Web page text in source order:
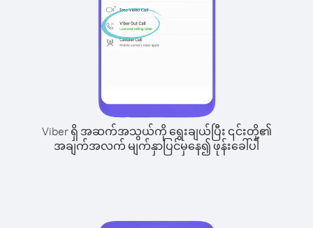
Viber ရှိ အဆက်အသွယ်ကို ရွေးချယ်ပြီး ၎င်းတို့၏
အချက်အလက် မျက်နှာပြင်မှနေ၍ ဖုန်းခေါ်ပါ